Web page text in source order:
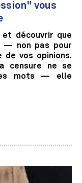
vous
et découvrir que
— non pas pour
de vos opinions.
censure ne se
mots — elle